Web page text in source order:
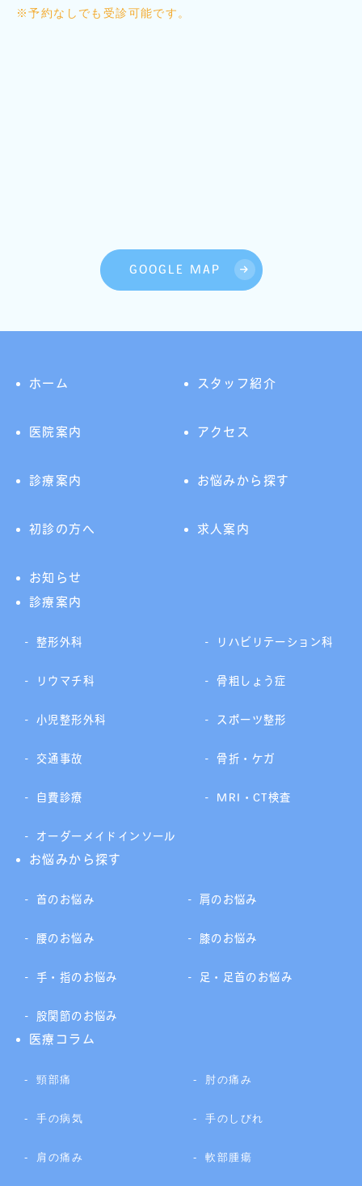
※予約なしでも受診可能です。
GOOGLE MAP
ホーム スタッフ紹介
医院案内 アクセス
診療案内 お悩みから探す
初診の方へ 求人案内
お知らせ
診療案内
整形外科 リハビリテーション科
リウマチ科 骨粗しょう症
小児整形外科 スポーツ整形
交通事故 骨折・ケガ
自費診療 MRI・CT検査
オーダーメイドインソール
お悩みから探す
首のお悩み 肩のお悩み
腰のお悩み 膝のお悩み
手・指のお悩み 足・足首のお悩み
股関節のお悩み
医療コラム
頸部痛 肘の痛み
手の病気 手のしびれ
肩の痛み 軟部腫瘍